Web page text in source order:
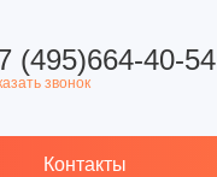
(495)664-40-54
звонок
Контакты